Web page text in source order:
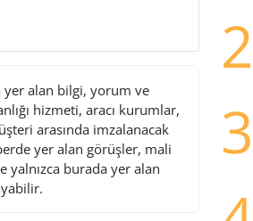
yer alan bilgi, yorum ve
hizmeti, aracı kurumlar,
arasında imzalanacak
yer alan görüşler, mali
burada yer alan
2
3